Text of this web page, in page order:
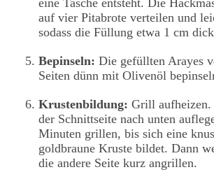
auf vier Pitabrote verteilen und
sodass die Füllung etwa 1 cm
Bepinseln: Die gefüllten Arayes
Seiten dünn mit Olivenöl
Krustenbildung: Grill
der Schnittseite nach unten
Minuten grillen, bis sich eine
goldbraune Kruste bildet. Dann
die andere Seite kurz angrillen.